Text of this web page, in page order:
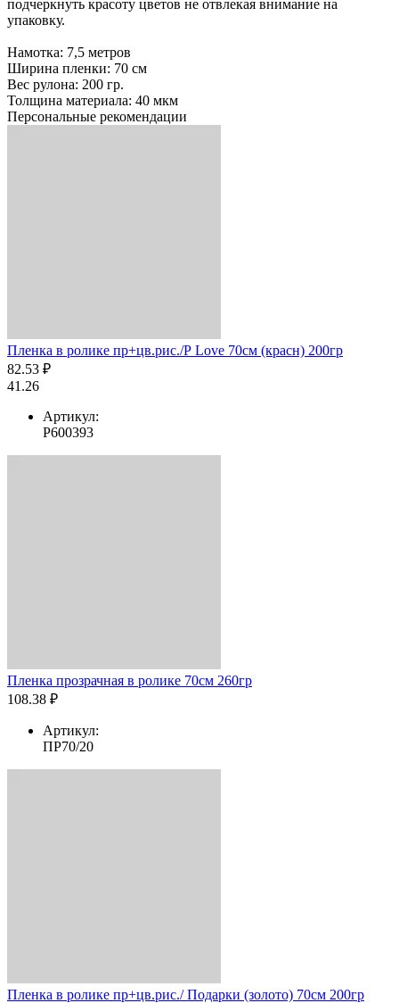
подчеркнуть красоту цветов не отвлекая внимание на
упаковку.
Намотка: 7,5 метров
Ширина пленки: 70 см
Вес рулона: 200 гр.
Толщина материала: 40 мкм
Персональные рекомендации
Пленка в ролике пр+цв.рис./Р Love 70см (красн) 200гр
82.53 ₽
41.26
Артикул:
Р600393
Пленка прозрачная в ролике 70см 260гр
108.38 ₽
Артикул:
ПР70/20
Пленка в ролике пр+цв.рис./ Подарки (золото) 70см 200гр